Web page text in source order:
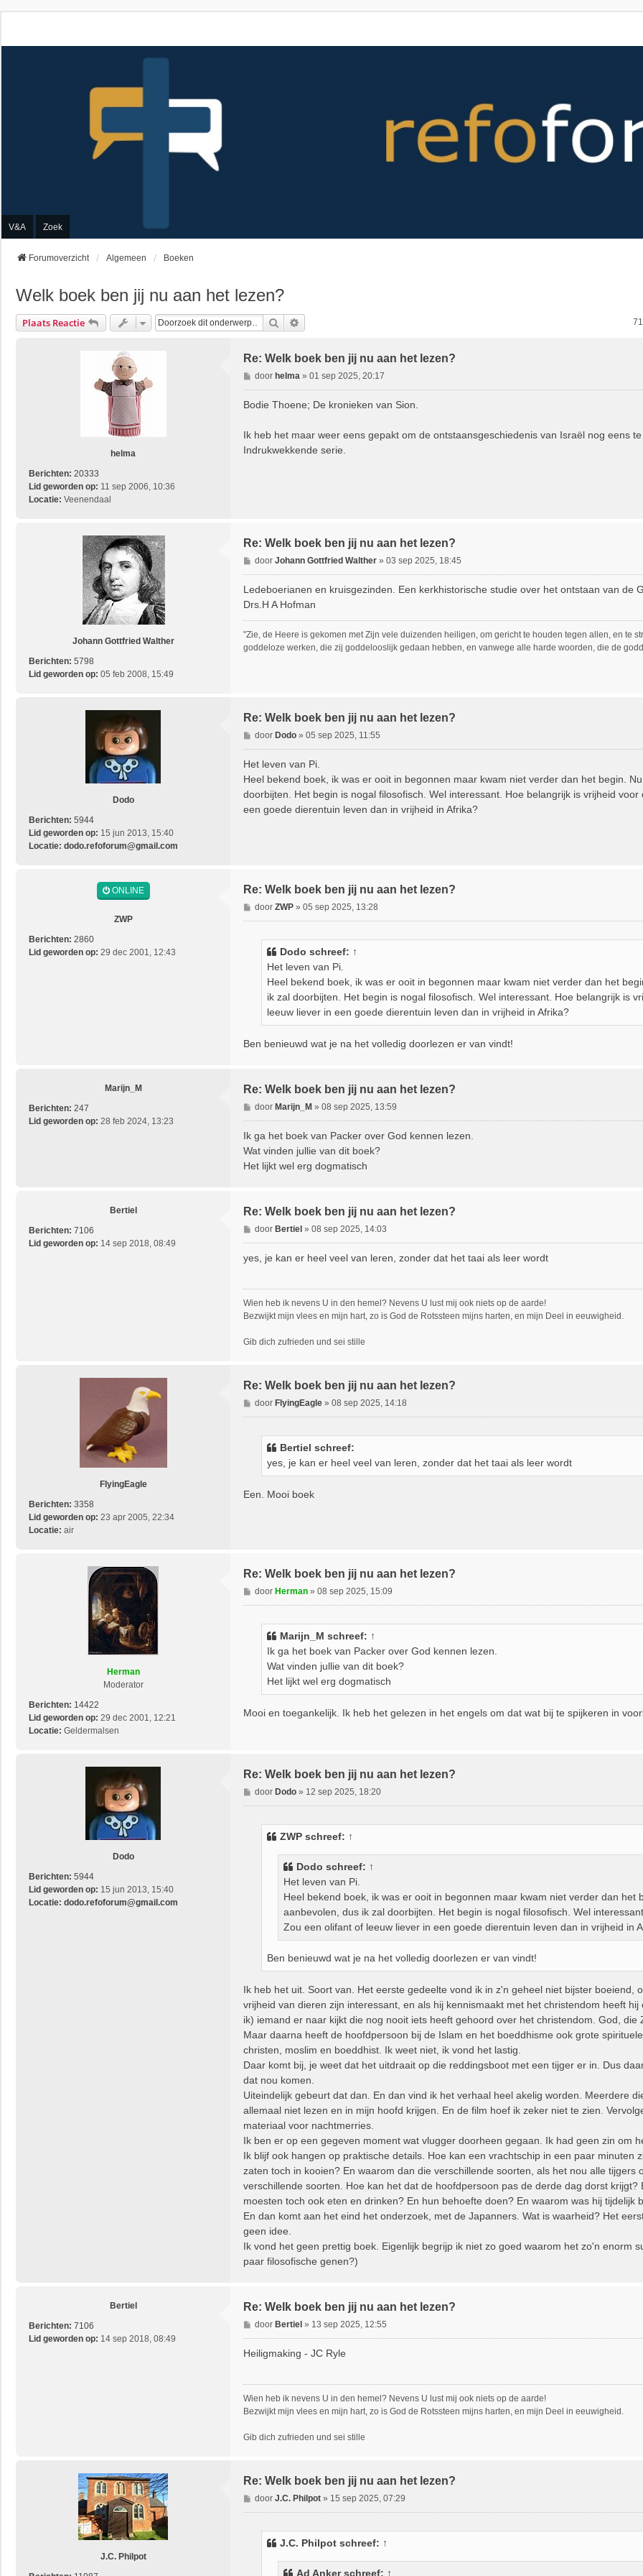
V&A Zoek
Forumoverzicht Algemeen Boeken
Welk boek ben jij nu aan het lezen?
Plaats Reactie Zoek
helma
Berichten: 20333
Lid geworden op: 11 sep 2006, 10:36
Locatie: Veenendaal
Re: Welk boek ben jij nu aan het lezen?
B
e
h
t
door helma » 01 sep 2025, 20:17
Bodie Thoene; De kronieken van Sion.
Ik heb het maar weer eens gepakt om de ontstaansgeschiedenis van Israël nog eens te
Indrukwekkende serie.
Johann Gottfried Walther
Berichten: 5798
Lid geworden op: 05 feb 2008, 15:49
Re: Welk boek ben jij nu aan het lezen?
B
e
c
h
t
door Johann Gottfried Walther» 03 sep 2025, 18:45
Ledeboerianen en kruisgezinden. Een kerkhistorische studie over het ontstaan van de
Drs.H A Hofman
"Zie, de Heere is gekomen met Zijn vele duizenden heiligen, om gericht te houden tegen allen, en te
goddeloze werken, die zij goddelooslijk gedaan hebben, en vanwege alle harde woorden, die de
Dodo
Berichten: 5944
Lid geworden op: 15 jun 2013, 15:40
Locatie: dodo.refoforum@gmail.com
Re: Welk boek ben jij nu aan het lezen?
B
e
c
h
t
door Dodo» 05 sep 2025, 11:55
Het leven van Pi.
Heel bekend boek, ik was er ooit in begonnen maar kwam niet verder dan het begin.
doorbijten. Het begin is nogal filosofisch. Wel interessant. Hoe belangrijk is vrijheid
een goede dierentuin leven dan in vrijheid in Afrika?
ONLINE
ZWP
Berichten: 2860
Lid geworden op: 29 dec 2001, 12:43
Re: Welk boek ben jij nu aan het lezen?
B
e
door ZWP» 05 sep 2025, 13:28
Dodo schreef: ↑
Het leven van Pi.
Heel bekend boek, ik was er ooit in begonnen maar kwam niet verder dan het
ik zal doorbijten. Het begin is nogal filosofisch. Wel interessant. Hoe belangrijk is
leeuw liever in een goede dierentuin leven dan in vrijheid in Afrika?
Ben benieuwd wat je na het volledig doorlezen er van vindt!
Marijn_M
Berichten: 247
Lid geworden op: 28 feb 2024, 13:23
Re: Welk boek ben jij nu aan het lezen?
B
e
c
h
door Marijn_M» 08 sep 2025, 13:59
Ik ga het boek van Packer over God kennen lezen.
Wat vinden jullie van dit boek?
Het lijkt wel erg dogmatisch
Bertiel
Berichten: 7106
Lid geworden op: 14 sep 2018, 08:49
Re: Welk boek ben jij nu aan het lezen?
B
e
h
t
door Bertiel» 08 sep 2025, 14:03
yes, je kan er heel veel van leren, zonder dat het taai als leer wordt
Wien heb ik nevens U in den hemel? Nevens U lust mij ook niets op de aarde!
Bezwijkt mijn vlees en mijn hart, zo is God de Rotssteen mijns harten, en mijn Deel in eeuwigheid.
Gib dich zufrieden und sei stille
FlyingEagle
Berichten: 3358
Lid geworden op: 23 apr 2005, 22:34
Locatie: air
Re: Welk boek ben jij nu aan het lezen?
B
e
door FlyingEagle» 08 sep 2025, 14:18
Bertiel schreef:
yes, je kan er heel veel van leren, zonder dat het taai als leer wordt
Een. Mooi boek
Herman
Moderator
Berichten: 14422
Lid geworden op: 29 dec 2001, 12:21
Locatie: Geldermalsen
Re: Welk boek ben jij nu aan het lezen?
B
e
door Herman» 08 sep 2025, 15:09
Marijn_M schreef: ↑
Ik ga het boek van Packer over God kennen lezen.
Wat vinden jullie van dit boek?
Het lijkt wel erg dogmatisch
Mooi en toegankelijk. Ik heb het gelezen in het engels om dat wat bij te spijkeren in
Dodo
Berichten: 5944
Lid geworden op: 15 jun 2013, 15:40
Locatie: dodo.refoforum@gmail.com
Re: Welk boek ben jij nu aan het lezen?
B
e
door Dodo» 12 sep 2025, 18:20
ZWP schreef: ↑
Dodo schreef: ↑
Het leven van Pi.
Heel bekend boek, ik was er ooit in begonnen maar kwam niet verder dan het
aanbevolen, dus ik zal doorbijten. Het begin is nogal filosofisch. Wel
Zou een olifant of leeuw liever in een goede dierentuin leven dan in vrijheid in
Ben benieuwd wat je na het volledig doorlezen er van vindt!
Ik heb het uit. Soort van. Het eerste gedeelte vond ik in z'n geheel niet bijster boeiend,
vrijheid van dieren zijn interessant, en als hij kennismaakt met het christendom heeft
ik) iemand er naar kijkt die nog nooit iets heeft gehoord over het christendom. God,
Maar daarna heeft de hoofdpersoon bij de Islam en het boeddhisme ook grote
christen, moslim en boeddhist. Ik weet niet, ik vond het lastig.
Daar komt bij, je weet dat het uitdraait op die reddingsboot met een tijger er in. Dus
dat nou komen.
Uiteindelijk gebeurt dat dan. En dan vind ik het verhaal heel akelig worden. Meerdere
allemaal niet lezen en in mijn hoofd krijgen. En de film hoef ik zeker niet te zien.
materiaal voor nachtmerries.
Ik ben er op een gegeven moment wat vlugger doorheen gegaan. Ik had geen zin om
Ik blijf ook hangen op praktische details. Hoe kan een vrachtschip in een paar minuten
zaten toch in kooien? En waarom dan die verschillende soorten, als het nou alle tijgers
verschillende soorten. Hoe kan het dat de hoofdpersoon pas de derde dag dorst
moesten toch ook eten en drinken? En hun behoefte doen? En waarom was hij tijdelijk
En dan komt aan het eind het onderzoek, met de Japanners. Wat is waarheid? Het
geen idee.
Ik vond het geen prettig boek. Eigenlijk begrijp ik niet zo goed waarom het zo'n enorm
paar filosofische genen?)
Bertiel
Berichten: 7106
Lid geworden op: 14 sep 2018, 08:49
Re: Welk boek ben jij nu aan het lezen?
B
e
h
t
door Bertiel» 13 sep 2025, 12:55
Heiligmaking - JC Ryle
Wien heb ik nevens U in den hemel? Nevens U lust mij ook niets op de aarde!
Bezwijkt mijn vlees en mijn hart, zo is God de Rotssteen mijns harten, en mijn Deel in eeuwigheid.
Gib dich zufrieden und sei stille
J.C. Philpot
Re: Welk boek ben jij nu aan het lezen?
B
e
door J.C. Philpot» 15 sep 2025, 07:29
J.C. Philpot schreef: ↑
Ad Ankerschreef: ↑